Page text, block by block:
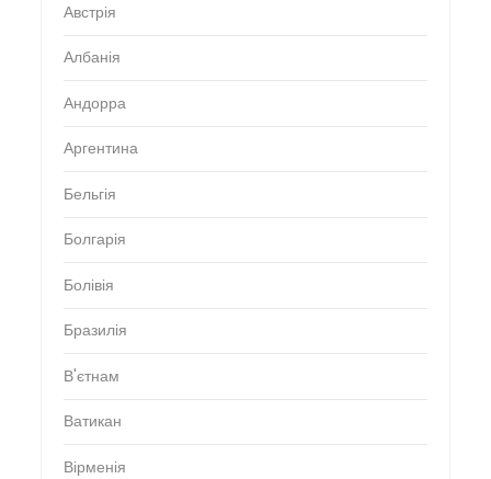
Австрія
Албанія
Андорра
Аргентина
Бельгія
Болгарія
Болівія
Бразилія
В'єтнам
Ватикан
Вірменія